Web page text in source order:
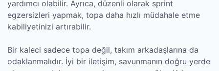
yardımcı olabilir. Ayrıca, düzenli olarak sprint
egzersizleri yapmak, topa daha hızlı müdahale etme
kabiliyetinizi artırabilir.
Bir kaleci sadece topa değil, takım arkadaşlarına da
odaklanmalıdır. İyi bir iletişim, savunmanın doğru yerde